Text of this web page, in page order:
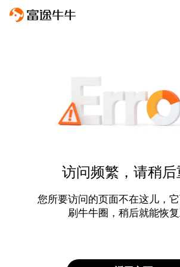
访问频繁，请稍后
您所要访问的页面不在这儿，
刷牛牛圈，稍后就能恢